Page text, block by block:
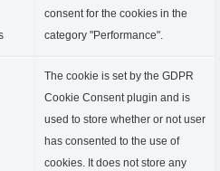
consent for the cookies in the
category "Performance".
The cookie is set by the GDPR
Cookie Consent plugin and is
used to store whether or not user
has consented to the use of
cookies. It does not store any